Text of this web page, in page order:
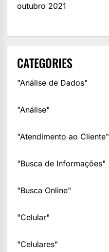
outubro 2021
CATEGORIES
"Análise de Dados"
"Análise"
"Atendimento ao Cliente"
"Busca de Informações"
"Busca Online"
"Celular"
"Celulares"